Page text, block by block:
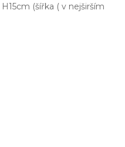
(šířka ( v nejširším